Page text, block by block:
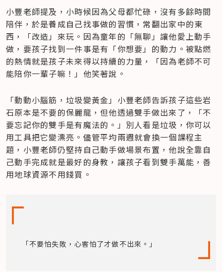
小豐老師提及，小時候因為父母都忙碌，沒有多餘時間
陪伴，於是養成自己找事做的習慣，常翻出家中的東
西，「改造」來玩。因為童年的「無聊」讓他愛上動手
做，要孩子找到一件事是有「你想要」的動力。被點燃
的熱情就是孩子未來得以持續的力量，「因為老師不可
能陪你一輩子嘛！」他笑著說。
「動動小腦筋，垃圾變黃金」小豐老師告訴孩子這些岩
石原本是不要的保麗龍，但他透過雙手做出來了，「不
要忘記你的雙手是有魔法的。」別人看是垃圾，你可以
用工具把它變漂亮。儘管平均兩週就會換一個課程主
題，小豐老師仍堅持自己動手做場景布置，他說全靠自
己動手完成就是最好的身教，讓孩子看到雙手萬能，善
用地球資源不用錢買。
「不要怕失敗，心害怕了才做不出來。」